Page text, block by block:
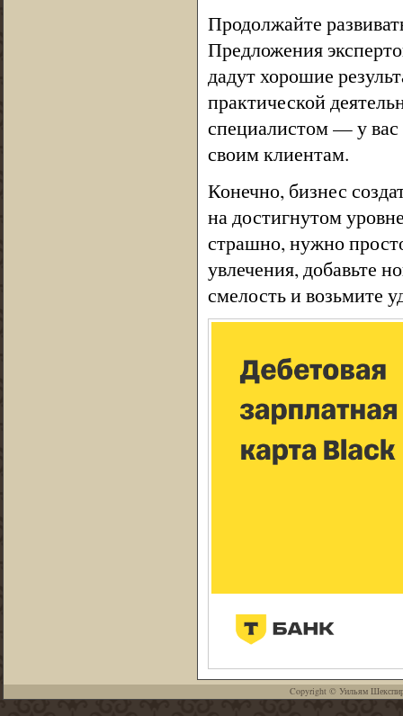
Продолжайте
Предложения
дадут хорошие
практической
специалистом — у вас
своим клиентам.
Конечно, бизнес
на достигнутом
страшно, нужно
увлечения, добавьте
смелость и возьмите
Copyright © Уильям